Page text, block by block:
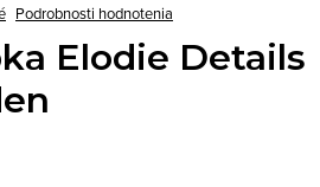
Podrobnosti hodnotenia
Elodie Details